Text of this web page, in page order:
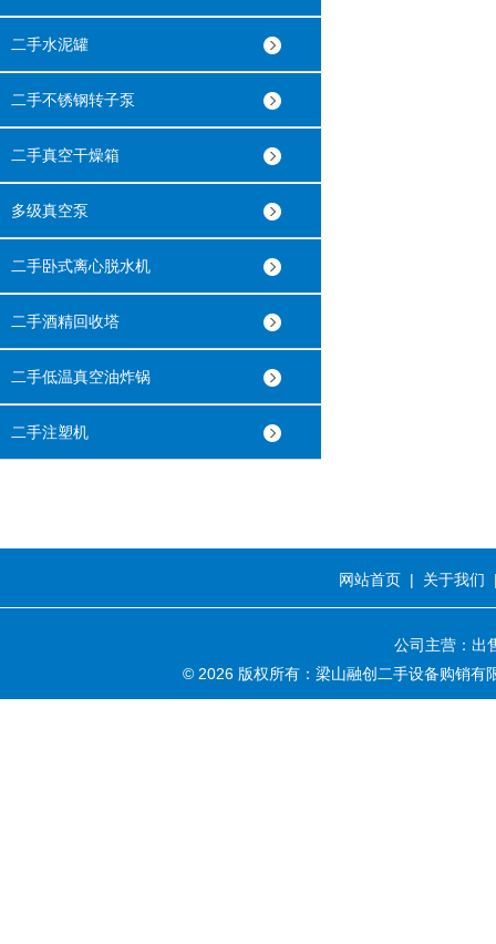
二手水泥罐
二手不锈钢转子泵
二手真空干燥箱
多级真空泵
二手卧式离心脱水机
二手酒精回收塔
二手低温真空油炸锅
二手注塑机
网站首页 | 关于我们
公司主营：出
© 2026 版权所有：梁山融创二手设备购销